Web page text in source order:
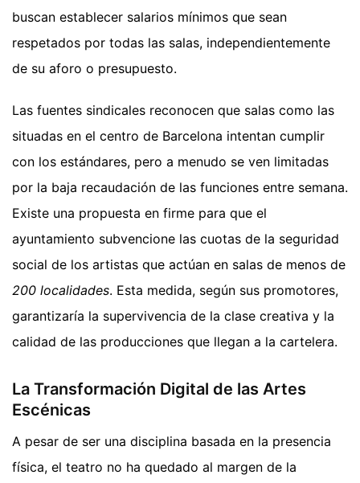
buscan establecer salarios mínimos que sean
respetados por todas las salas, independientemente
de su aforo o presupuesto.
Las fuentes sindicales reconocen que salas como las
situadas en el centro de Barcelona intentan cumplir
con los estándares, pero a menudo se ven limitadas
por la baja recaudación de las funciones entre semana.
Existe una propuesta en firme para que el
ayuntamiento subvencione las cuotas de la seguridad
social de los artistas que actúan en salas de menos de
200 localidades. Esta medida, según sus promotores,
garantizaría la supervivencia de la clase creativa y la
calidad de las producciones que llegan a la cartelera.
La Transformación Digital de las Artes
Escénicas
A pesar de ser una disciplina basada en la presencia
física, el teatro no ha quedado al margen de la